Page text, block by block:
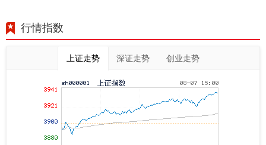
行情指数
上证走势 深证走势 创业走势